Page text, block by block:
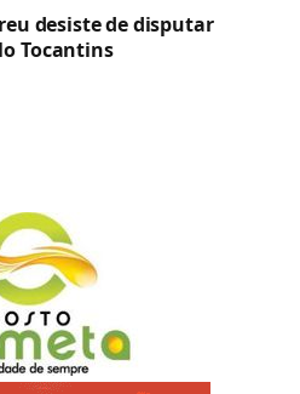
desiste de disputar
Tocantins